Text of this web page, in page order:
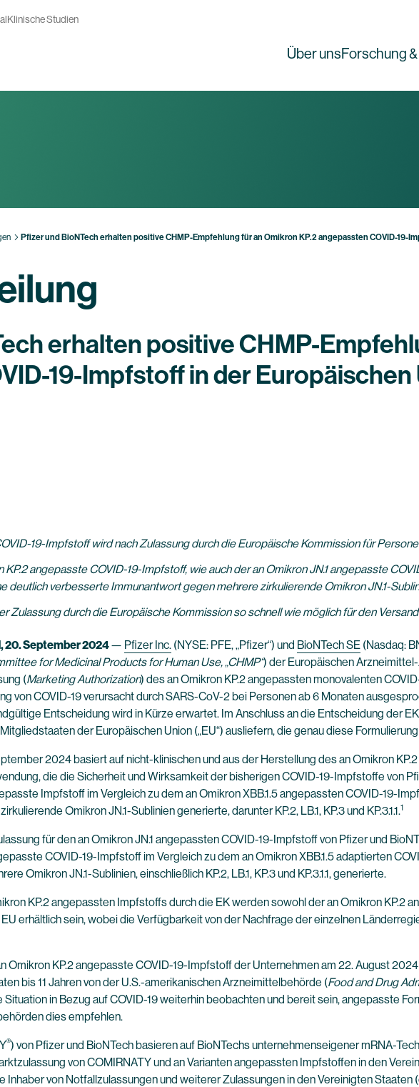
Klinische Studien
Über unsForschung
Pfizer und BioNTech erhalten positive CHMP-Empfehlung für an Omikron KP.2 angepassten COVID-19-
erhalten positive CHMP-
19-Impfstoff in der Europäischen
19-Impfstoff wird nach Zulassung durch die Europäische Kommission für
angepasste COVID-19-Impfstoff, wie auch der an Omikron JN.1 angepasste
deutlich verbesserte Immunantwort gegen mehrere zirkulierende Omikron JN.1-
Zulassung durch die Europäische Kommission so schnell wie möglich für den
20. September 2024— Pfizer Inc. (NYSE: PFE, „Pfizer“) und BioNTech SE (Nasdaq:
for Medicinal Products for Human Use, „CHMP“) der Europäischen
(Marketing Authorization) des an Omikron KP.2 angepassten monovalenten
von COVID-19 verursacht durch SARS-CoV-2 bei Personen ab 6 Monaten
Entscheidung wird in Kürze erwartet. Im Anschluss an die Entscheidung der
der Europäischen Union („EU“) ausliefern, die genau diese
2024 basiert auf nicht-klinischen und aus der Herstellung des an Omikron
die die Sicherheit und Wirksamkeit der bisherigen COVID-19-Impfstoffe von
Impfstoff im Vergleich zu dem an Omikron XBB.1.5 angepassten COVID-19-
Omikron JN.1-Sublinien generierte, darunter KP.2, LB.1, KP.3 und KP.3.1.1.1
für den an Omikron JN.1 angepassten COVID-19-Impfstoff von Pfizer und
COVID-19-Impfstoff im Vergleich zu dem an Omikron XBB.1.5 adaptierten
Omikron JN.1-Sublinien, einschließlich KP.2, LB.1, KP.3 und KP.3.1.1, generierte.
KP.2 angepassten Impfstoffs durch die EK werden sowohl der an Omikron KP.2
erhältlich sein, wobei die Verfügbarkeit von der Nachfrage der einzelnen
Omikron KP.2 angepasste COVID-19-Impfstoff der Unternehmen am 22. August
bis 11 Jahren von der U.S.-amerikanischen Arzneimittelbehörde (Food and Drug
in Bezug auf COVID-19 weiterhin beobachten und bereit sein, angepasste
dies empfehlen.
®) von Pfizer und BioNTech basieren auf BioNTechs unternehmenseigener mRNA-
von COMIRNATY und an Varianten angepassten Impfstoffen in den
Inhaber von Notfallzulassungen und weiterer Zulassungen in den Vereinigten